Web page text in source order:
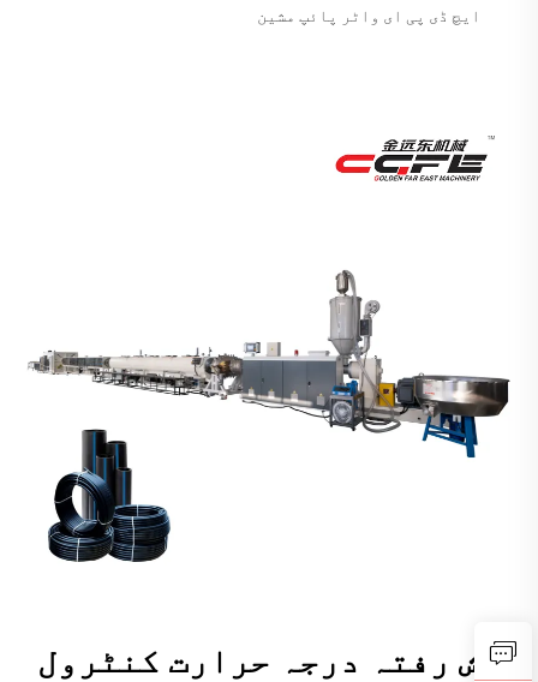
ایچ ڈی پی ای واٹر پائپ مشین
پیش رفتہ درجہ حرارت کنٹرول